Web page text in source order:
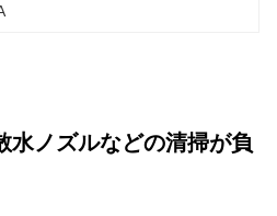
水ノズルなどの清掃が負